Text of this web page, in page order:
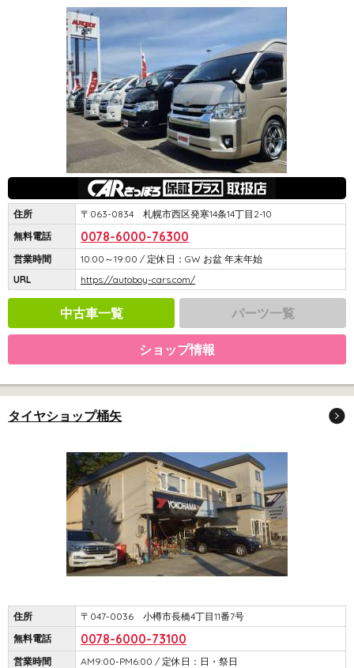
住所
〒063-0834 札幌市西区発寒14条14丁目2-10
無料電話
0078-6000-76300
営業時間
10:00～19:00 / 定休日：GW お盆 年末年始
URL
https://autoboy-cars.com/
中古車一覧 パーツ一覧
ショップ情報
タイヤショップ桶矢
住所
〒047-0036 小樽市長橋4丁目11番7号
無料電話
0078-6000-73100
営業時間
AM9:00-PM6:00 / 定休日：日・祭日